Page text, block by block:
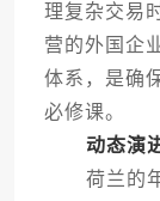
理复杂交易
营的外国企
体系，是确
必修课。
动态演
荷兰的年